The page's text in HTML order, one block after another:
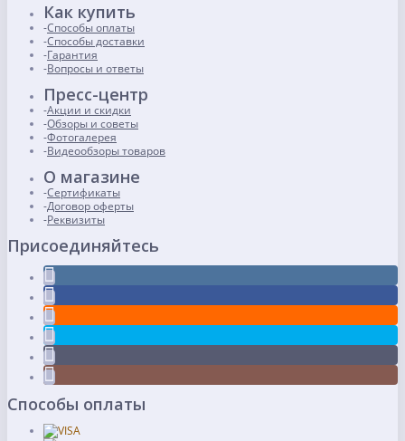
Как купить
Способы оплаты
Способы доставки
Гарантия
Вопросы и ответы
Пресс-центр
Акции и скидки
Обзоры и советы
Фотогалерея
Видеообзоры товаров
О магазине
Сертификаты
Договор оферты
Реквизиты
Присоединяйтесь
Способы оплаты